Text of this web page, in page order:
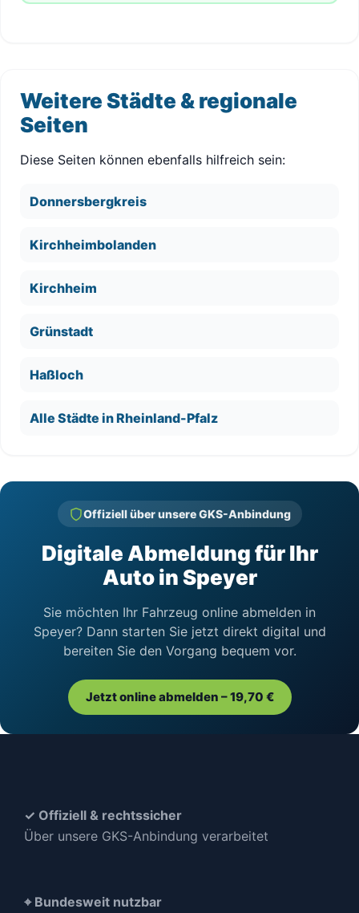
Weitere Städte & regionale
Seiten
Diese Seiten können ebenfalls hilfreich sein:
Donnersbergkreis
Kirchheimbolanden
Kirchheim
Grünstadt
Haßloch
Alle Städte in Rheinland-Pfalz
Offiziell über unsere GKS-Anbindung
Digitale Abmeldung für Ihr
Auto in Speyer
Sie möchten Ihr Fahrzeug online abmelden in
Speyer? Dann starten Sie jetzt direkt digital und
bereiten Sie den Vorgang bequem vor.
Jetzt online abmelden – 19,70 €
✓ Offiziell & rechtssicher
Über unsere GKS-Anbindung verarbeitet
⌖ Bundesweit nutzbar